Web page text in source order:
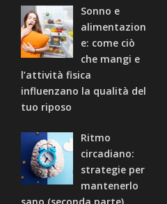
Sonno e
alimentazion
e: come ciò
che mangi e
l’attività fisica
influenzano la qualità del
tuo riposo
Ritmo
circadiano:
strategie per
mantenerlo